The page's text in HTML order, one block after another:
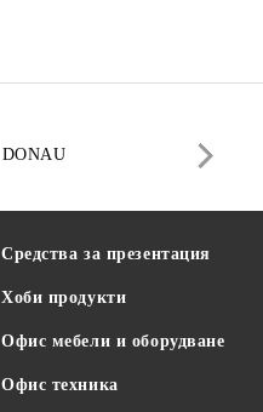
DONAU
Средства за презентация
Хоби продукти
Офис мебели и оборудване
Офис техника